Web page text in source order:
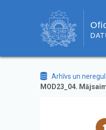
Arhīvs un
MOD23_04.